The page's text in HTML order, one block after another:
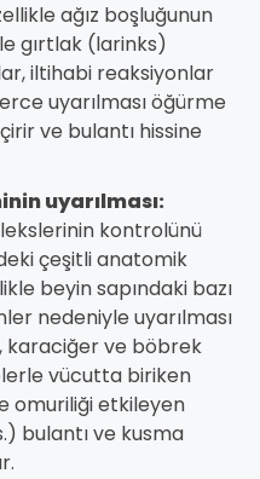
ağız boşluğunun
gırtlak (larinks)
iltihabi reaksiyonlar
uyarılması öğürme
ve bulantı hissine
uyarılması:
kontrolünü
çeşitli anatomik
beyin sapındaki bazı
nedeniyle uyarılması
karaciğer ve böbrek
vücutta biriken
omuriliği etkileyen
bulantı ve kusma